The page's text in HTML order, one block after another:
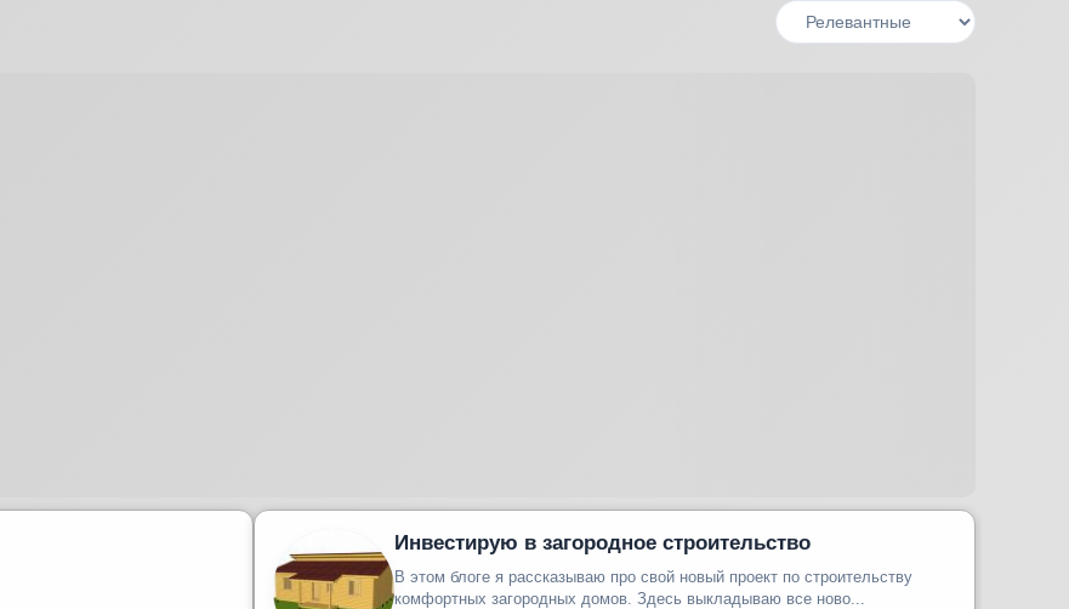
Инвестирую в загородное строительство
В этом блоге я рассказываю про свой новый проект по строительству
комфортных загородных домов. Здесь выкладываю все ново...